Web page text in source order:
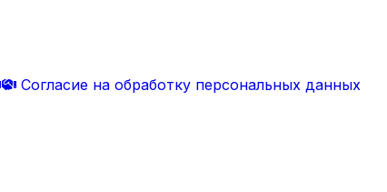
Согласие на обработку персональных данных